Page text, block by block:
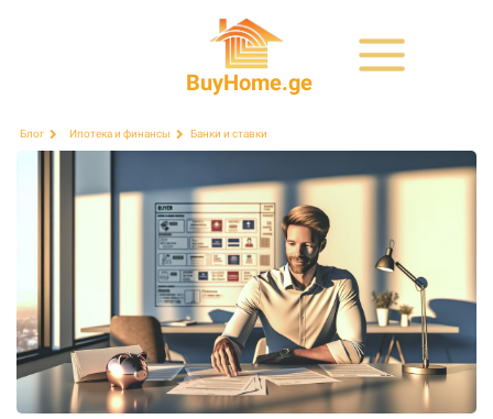
BuyHome.ge
Блог Ипотека и финансы Банки и ставки